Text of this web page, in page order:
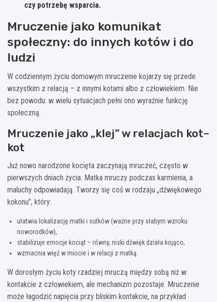
czy potrzebę wsparcia.
Mruczenie jako komunikat
społeczny: do innych kotów i do
ludzi
W codziennym życiu domowym mruczenie kojarzy się przede
wszystkim z relacją – z innymi kotami albo z człowiekiem. Nie
bez powodu: w wielu sytuacjach pełni ono wyraźnie funkcję
społeczną.
Mruczenie jako „klej” w relacjach kot–
kot
Już nowo narodzone kocięta zaczynają mruczeć, często w
pierwszych dniach życia. Matka mruczy podczas karmienia, a
maluchy odpowiadają. Tworzy się coś w rodzaju „dźwiękowego
kokonu”, który:
ułatwia lokalizację matki i sutków (ważne przy słabym wzroku
noworodków),
stabilizuje emocje kociąt – równy, niski dźwięk działa kojąco,
wzmacnia więź w miocie i w relacji z matką.
W dorosłym życiu koty rzadziej mruczą między sobą niż w
kontakcie z człowiekiem, ale mechanizm pozostaje. Mruczenie
może łagodzić napięcia przy bliskim kontakcie, na przykład